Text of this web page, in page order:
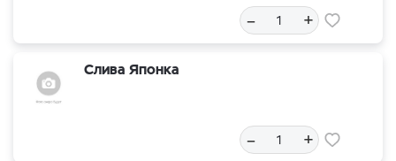
– +
Слива Японка
– +